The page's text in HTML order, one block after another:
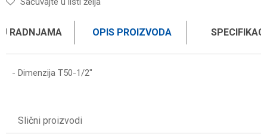
RADNJAMA OPIS PROIZVODA
- Dimenzija T50-1/2"
Slični proizvodi